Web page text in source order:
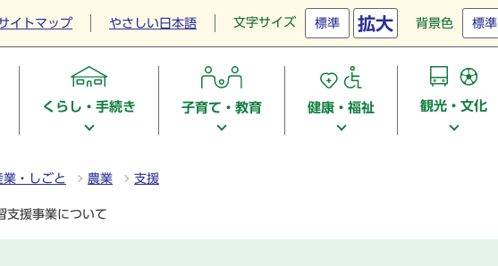
イトマップ やさしい日本語 文字サイズ 標準 拡大 背景色 標準
くらし・手続き 子育て・教育 健康・福祉 観光・文化
業・しごと 農業 支援
支援事業について